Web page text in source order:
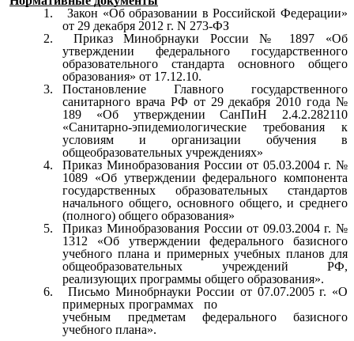
Закон «Об образовании в Российской Федерации»
от 29 декабря 2012 г. N 273-ФЗ
Приказ Минобрнауки России № 1897 «Об
утверждении федерального государственного
образовательного стандарта основного общего
образования» от 17.12.10.
Постановление Главного государственного
санитарного врача РФ от 29 декабря 2010 года №
189 «Об утверждении СанПиН 2.4.2.282110
«Санитарно-эпидемиологические требования к
условиям и организации обучения в
общеобразовательных учреждениях»
Приказ Минобразования России от 05.03.2004 г. №
1089 «Об утверждении федерального компонента
государственных образовательных стандартов
начального общего, основного общего, и среднего
(полного) общего образования»
Приказ Минобразования России от 09.03.2004 г. №
1312 «Об утверждении федерального базисного
учебного плана и примерных учебных планов для
общеобразовательных учреждений РФ,
реализующих программы общего образования».
Письмо Минобрнауки России от 07.07.2005 г. «О
примерных программах по
учебным предметам федерального базисного
учебного плана».